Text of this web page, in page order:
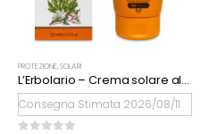
PROTEZIONE,SOLARI
L’Erbolario – Crema solare alla Carota al Sesamo & al Karitè SPF 30
Consegna Stimata 2026/08/11